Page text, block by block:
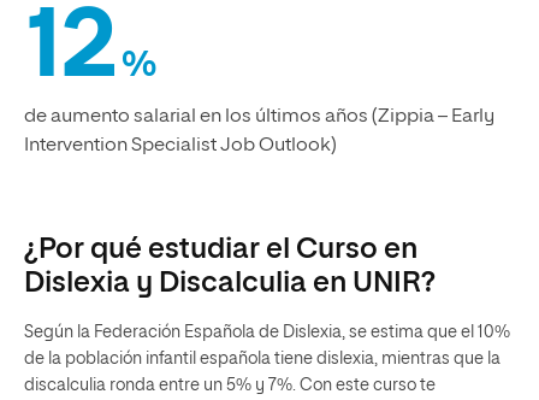
12 %
de aumento salarial en los últimos años (Zippia – Early
Intervention Specialist Job Outlook)
¿Por qué estudiar el Curso en
Dislexia y Discalculia en UNIR?
Según la Federación Española de Dislexia, se estima que el 10%
de la población infantil española tiene dislexia, mientras que la
discalculia ronda entre un 5% y 7%. Con este curso te